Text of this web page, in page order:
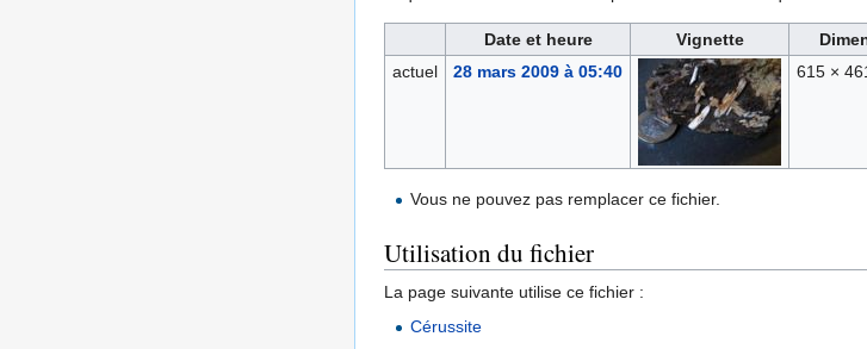
Date et heure Vignette
actuel
28 mars 2009 à 05:40 615 ×
Vous ne pouvez pas remplacer ce fichier.
Utilisation du fichier
La page suivante utilise ce fichier :
Cérussite